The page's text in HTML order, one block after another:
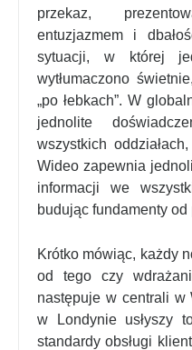
przekaz,
entuzjazmem i
sytuacji, w której
wytłumaczono
„po łebkach”. W
jednolite
wszystkich
Wideo zapewnia
informacji we
budując fundamenty
Krótko mówiąc, każdy
od tego czy
następuje w centrali w
w Londynie usłyszy
standardy obsługi